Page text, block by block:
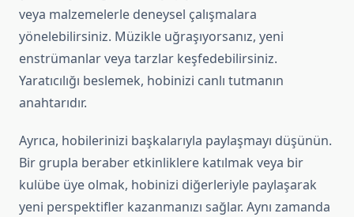
veya malzemelerle deneysel çalışmalara
yönelebilirsiniz. Müzikle uğraşıyorsanız, yeni
enstrümanlar veya tarzlar keşfedebilirsiniz.
Yaratıcılığı beslemek, hobinizi canlı tutmanın
anahtarıdır.
Ayrıca, hobilerinizi başkalarıyla paylaşmayı düşünün.
Bir grupla beraber etkinliklere katılmak veya bir
kulübe üye olmak, hobinizi diğerleriyle paylaşarak
yeni perspektifler kazanmanızı sağlar. Aynı zamanda